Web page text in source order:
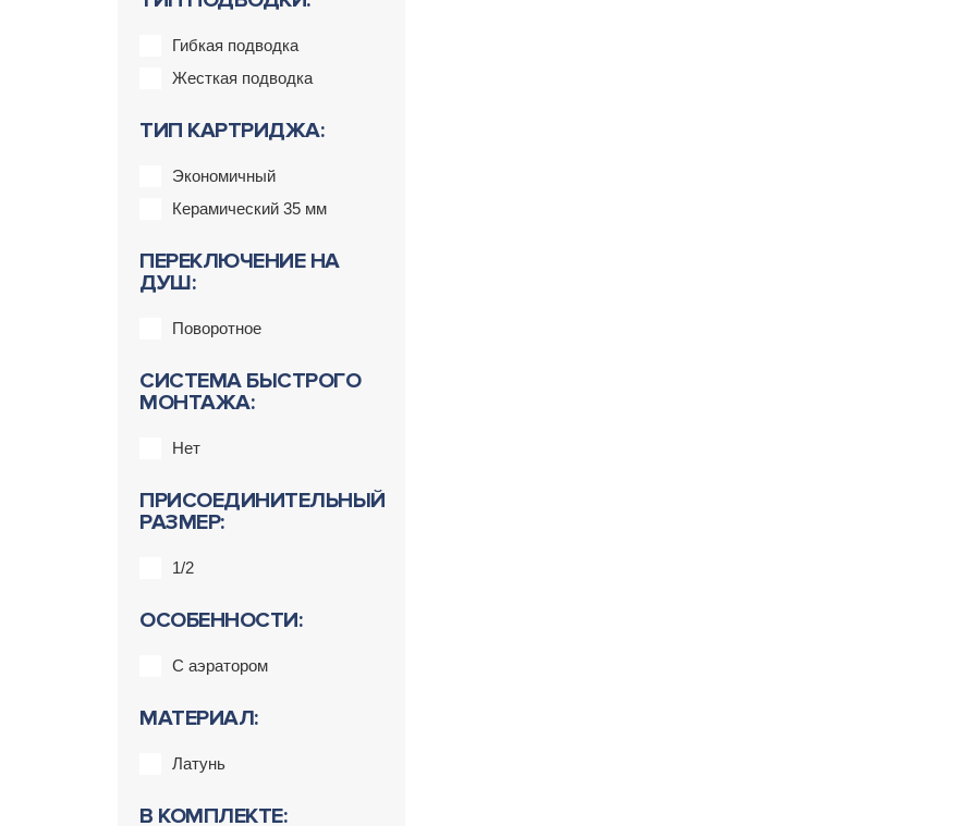
Гибкая подводка
Жесткая подводка
ТИП КАРТРИДЖА:
Экономичный
Керамический 35 мм
ПЕРЕКЛЮЧЕНИЕ НА
ДУШ:
Поворотное
СИСТЕМА БЫСТРОГО
МОНТАЖА:
Нет
ПРИСОЕДИНИТЕЛЬНЫЙ
РАЗМЕР:
1/2
ОСОБЕННОСТИ:
С аэратором
МАТЕРИАЛ:
Латунь
В КОМПЛЕКТЕ: